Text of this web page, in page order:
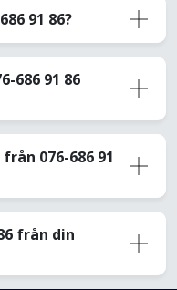
91 86?
686 91 86
076-686 91
från din